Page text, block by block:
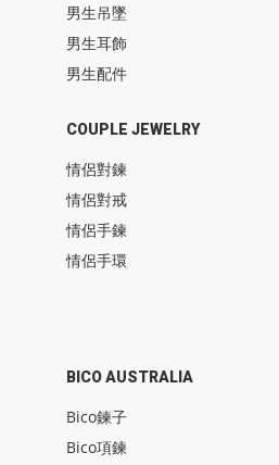
男生吊墜
男生耳飾
男生配件
COUPLE JEWELRY
情侶對鍊
情侶對戒
情侶手鍊
情侶手環
BICO AUSTRALIA
Bico鍊子
Bico項鍊